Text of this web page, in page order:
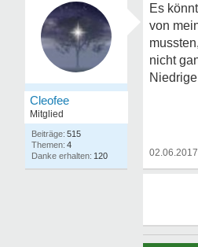
Cleofee
Mitglied
515
4
120
Es
von
nicht